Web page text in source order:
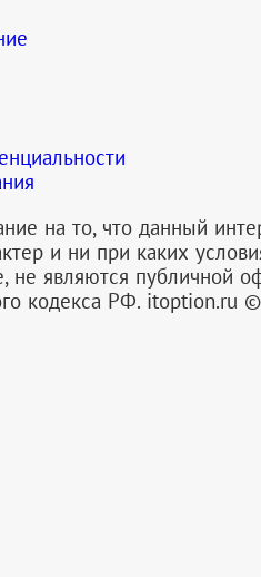
на то, что данный
и ни при каких
не являются публичной
кодекса РФ. itoption.ru